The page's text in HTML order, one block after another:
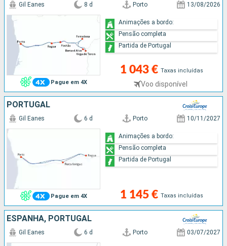
Pague em 4X
Gil Eanes 8 d Porto 13/08/2026
1 043 € Taxas incluídas
Voo disponível
Animações a bordo:
Pensão completa
Partida de Portugal
PORTUGAL
Pague em 4X
Gil Eanes 6 d Porto 10/11/2027
1 145 € Taxas incluídas
Animações a bordo:
Pensão completa
Partida de Portugal
ESPANHA, PORTUGAL
Gil Eanes 6 d Porto 03/07/2027